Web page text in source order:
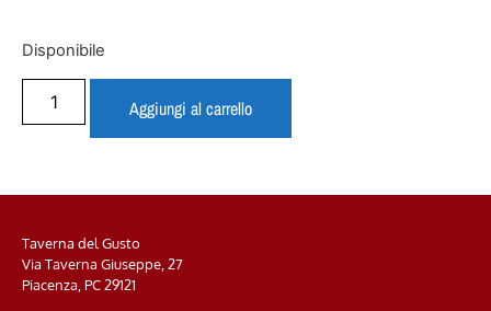
Disponibile
Aggiungi al carrello
Taverna del Gusto
Via Taverna Giuseppe, 27
Piacenza, PC29121